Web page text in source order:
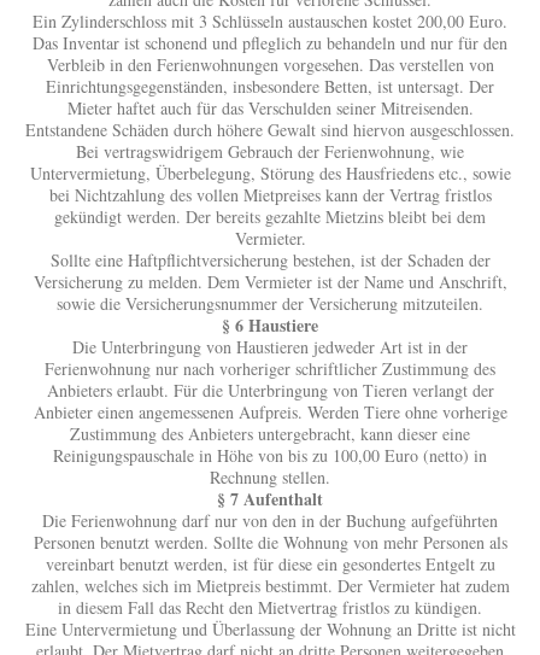
Ein Zylinderschloss mit 3 Schlüsseln austauschen kostet 200,00 Euro.
Das Inventar ist schonend und pfleglich zu behandeln und nur für den
Verbleib in den Ferienwohnungen vorgesehen. Das verstellen von
Einrichtungsgegenständen, insbesondere Betten, ist untersagt. Der
Mieter haftet auch für das Verschulden seiner Mitreisenden.
Entstandene Schäden durch höhere Gewalt sind hiervon ausgeschlossen.
Bei vertragswidrigem Gebrauch der Ferienwohnung, wie
Untervermietung, Überbelegung, Störung des Hausfriedens etc., sowie
bei Nichtzahlung des vollen Mietpreises kann der Vertrag fristlos
gekündigt werden. Der bereits gezahlte Mietzins bleibt bei dem
Vermieter.
Sollte eine Haftpflichtversicherung bestehen, ist der Schaden der
Versicherung zu melden. Dem Vermieter ist der Name und Anschrift,
sowie die Versicherungsnummer der Versicherung mitzuteilen.
§ 6 Haustiere
Die Unterbringung von Haustieren jedweder Art ist in der
Ferienwohnung nur nach vorheriger schriftlicher Zustimmung des
Anbieters erlaubt. Für die Unterbringung von Tieren verlangt der
Anbieter einen angemessenen Aufpreis. Werden Tiere ohne vorherige
Zustimmung des Anbieters untergebracht, kann dieser eine
Reinigungspauschale in Höhe von bis zu 100,00 Euro (netto) in
Rechnung stellen.
§ 7 Aufenthalt
Die Ferienwohnung darf nur von den in der Buchung aufgeführten
Personen benutzt werden. Sollte die Wohnung von mehr Personen als
vereinbart benutzt werden, ist für diese ein gesondertes Entgelt zu
zahlen, welches sich im Mietpreis bestimmt. Der Vermieter hat zudem
in diesem Fall das Recht den Mietvertrag fristlos zu kündigen.
Eine Untervermietung und Überlassung der Wohnung an Dritte ist nicht